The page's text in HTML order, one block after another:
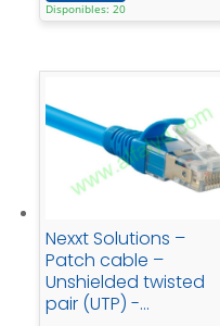
Disponibles: 20
Nexxt Solutions –
Patch cable –
Unshielded twisted
pair (UTP) -